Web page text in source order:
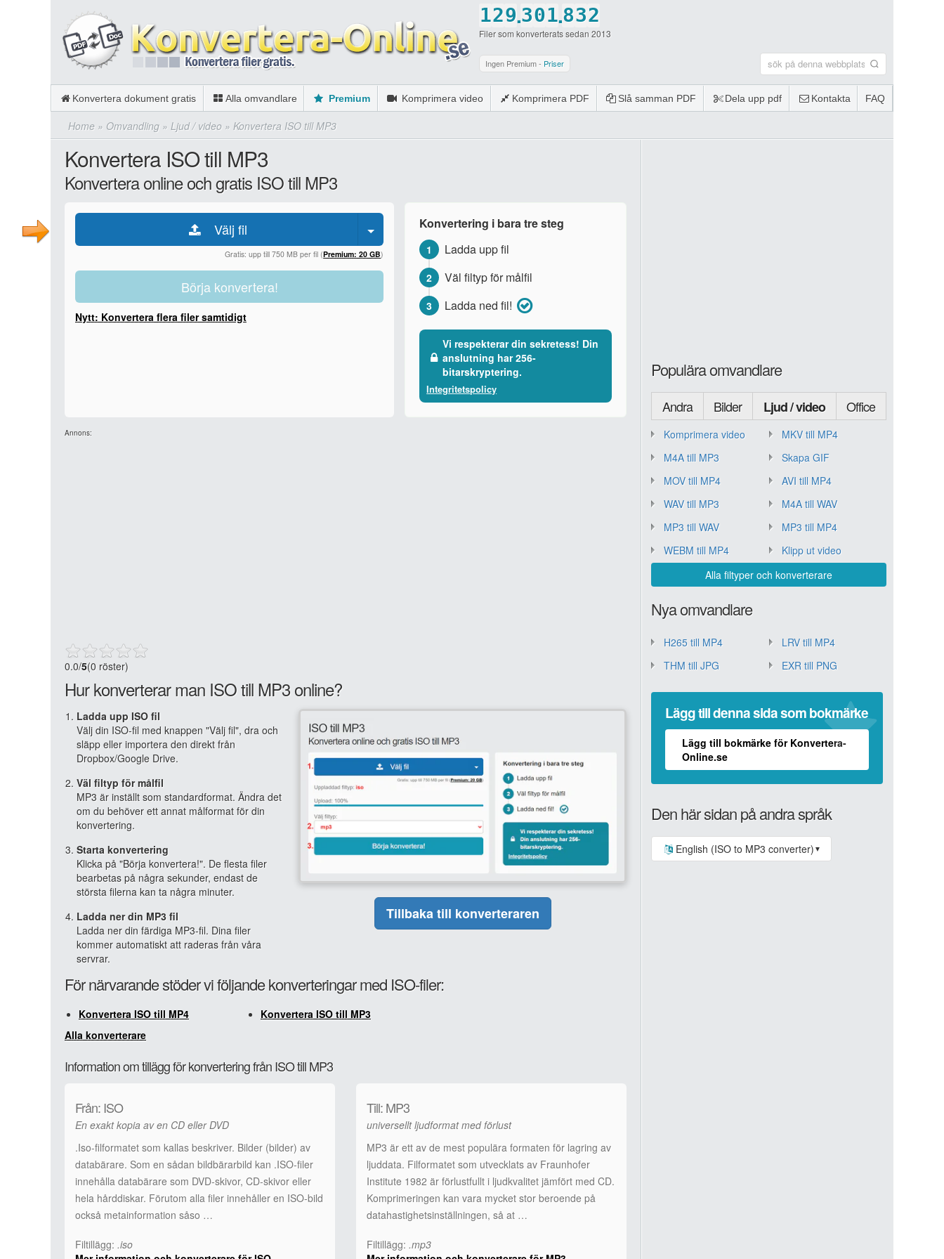
1
2
3
4
5
6
0
2
3
4
5
6
7
9
0
.3
4
5
6
7
8
0
1
2
3
4
5
9
1
2
3
4
5
6
0
.8
9
0
3
4
6
7
8
2
3
5
6
7
Filer som konverterats sedan 2013
Ingen Premium - Priser
Konvertera dokument gratis Alla omvandlare Premium Komprimera video Komprimera PDF Slå samman PDF Dela upp pdf Kontakta FAQ
Home » Omvandling » Ljud / video » Konvertera ISO till MP3
Konvertera ISO till MP3
Konvertera online och gratis ISO till MP3
Välj fil
Gratis: upp till 750 MB per fil (Premium: 20 GB)
Börja konvertera!
Nytt: Konvertera flera filer samtidigt
Konvertering i bara tre steg
1 Ladda upp fil
2 Väl filtyp för målfil
3 Ladda ned fil!
Vi respekterar din sekretess! Din
anslutning har 256-
bitarskryptering.
Integritetspolicy
Annons:
0.0/5(0 röster)
Hur konverterar man ISO till MP3 online?
Ladda upp ISO fil
Välj din ISO-fil med knappen "Välj fil", dra och
släpp eller importera den direkt från
Dropbox/Google Drive.
Väl filtyp för målfil
MP3 är inställt som standardformat. Ändra det
om du behöver ett annat målformat för din
konvertering.
Starta konvertering
Klicka på "Börja konvertera!". De flesta filer
bearbetas på några sekunder, endast de
största filerna kan ta några minuter.
Ladda ner din MP3 fil
Ladda ner din färdiga MP3-fil. Dina filer
kommer automatiskt att raderas från våra
servrar.
Tillbaka till konverteraren
För närvarande stöder vi följande konverteringar med ISO-filer:
Konvertera ISO till MP4
Konvertera ISO till MP3
Alla konverterare
Information om tillägg för konvertering från ISO till MP3
Från: ISO
En exakt kopia av en CD eller DVD
.Iso-filformatet som kallas beskriver. Bilder (bilder) av
databärare. Som en sådan bildbärarbild kan .ISO-filer
innehålla databärare som DVD-skivor, CD-skivor eller
hela hårddiskar. Förutom alla filer innehåller en ISO-bild
också metainformation såso …
Filtillägg: .iso
Till: MP3
universellt ljudformat med förlust
MP3 är ett av de mest populära formaten för lagring av
ljuddata. Filformatet som utvecklats av Fraunhofer
Institute 1982 är förlustfullt i ljudkvalitet jämfört med CD.
Komprimeringen kan vara mycket stor beroende på
datahastighetsinställningen, så at …
Filtillägg: .mp3
Populära omvandlare
Andra Bilder Ljud / video Office
Komprimera video
MKV till MP4
M4A till MP3
Skapa GIF
MOV till MP4
AVI till MP4
WAV till MP3
M4A till WAV
MP3 till WAV
MP3 till MP4
WEBM till MP4
Klipp ut video
Alla filtyper och konverterare
Nya omvandlare
H265 till MP4
LRV till MP4
THM till JPG
EXR till PNG
Lägg till denna sida som bokmärke
Lägg till bokmärke för Konvertera-
Online.se
Den här sidan på andra språk
English (ISO to MP3 converter) ▼